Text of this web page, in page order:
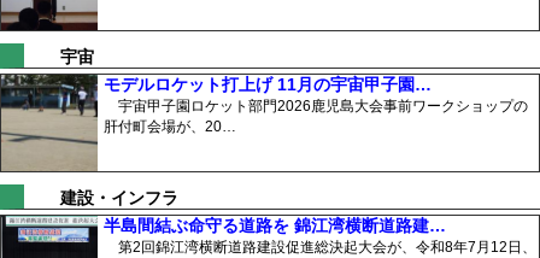
宇宙
モデルロケット打上げ 11月の宇宙甲子園…
宇宙甲子園ロケット部門2026鹿児島大会事前ワークショップの
肝付町会場が、20…
建設・インフラ
半島間結ぶ命守る道路を 錦江湾横断道路建…
第2回錦江湾横断道路建設促進総決起大会が、令和8年7月12日、